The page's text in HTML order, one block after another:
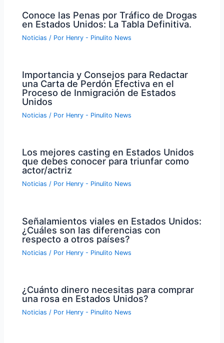
Conoce las Penas por Tráfico de Drogas
en Estados Unidos: La Tabla Definitiva.
Noticias / Por Henry - Pinulito News
Importancia y Consejos para Redactar
una Carta de Perdón Efectiva en el
Proceso de Inmigración de Estados
Unidos
Noticias / Por Henry - Pinulito News
Los mejores casting en Estados Unidos
que debes conocer para triunfar como
actor/actriz
Noticias / Por Henry - Pinulito News
Señalamientos viales en Estados Unidos:
¿Cuáles son las diferencias con
respecto a otros países?
Noticias / Por Henry - Pinulito News
¿Cuánto dinero necesitas para comprar
una rosa en Estados Unidos?
Noticias / Por Henry - Pinulito News